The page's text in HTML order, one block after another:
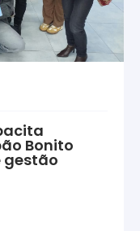
Bonito
gestão